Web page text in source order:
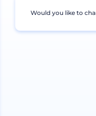
Would you like to